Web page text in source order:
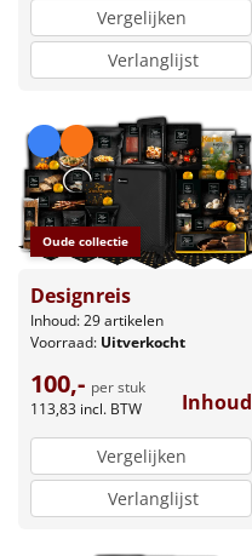
Vergelijken
Verlanglijst
Oude collectie
Designreis
Inhoud: 29 artikelen
Voorraad: Uitverkocht
100,- per stuk
113,83 incl. BTW Inhoud
Vergelijken
Verlanglijst